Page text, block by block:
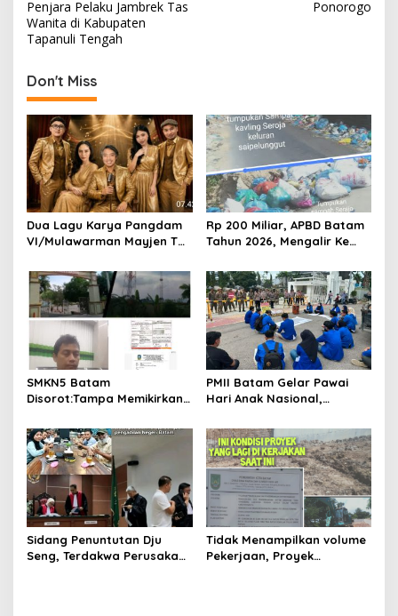
s
t
a
v
i
g
a
t
i
n
Penjara Pelaku Jambrek Tas
Wanita di Kabupaten
Tapanuli Tengah
Ponorogo
Don't Miss
Dua Lagu Karya Pangdam
VI/Mulawarman Mayjen TNI
Singing Competition HUT
Ke-81 RI
Rp 200 Miliar, APBD Batam
Tahun 2026, Mengalir Ke
Batam, Belum Berhasil
Bereskan Sampah
SMKN5 Batam
Disorot:Tampa Memikirkan
Lingkungan, Gubernur
Kepri, Ansar Ahmad
Komersilkan Lahan Sekolah
Untuk Pendirian Tower
PMII Batam Gelar Pawai
Hari Anak Nasional,
untuk Pemko dan DPRD
Kota Batam
Sidang Penuntutan Dju
Seng, Terdakwa Perusakan
Tidak Menampilkan volume
Pekerjaan, Proyek